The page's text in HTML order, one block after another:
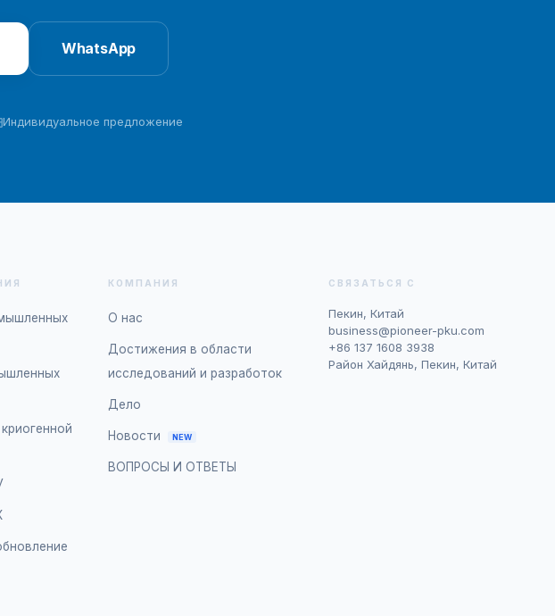
WhatsApp
Индивидуальное предложение
КОМПАНИЯ
О нас
Достижения в области
исследований и разработок
Дело
Новости NEW
ВОПРОСЫ И ОТВЕТЫ
СВЯЗАТЬСЯ С
Пекин, Китай
business@pioneer-pku.com
+86 137 1608 3938
Район Хайдянь, Пекин, Китай